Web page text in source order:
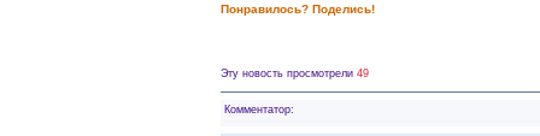
Понравилось? Поделись!
Эту новость просмотрели 49
Комментатор: